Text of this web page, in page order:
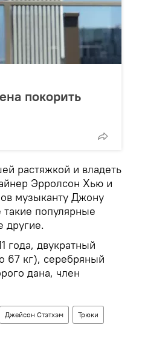
покорить
растяжкой и владеть
Эрролсон Хью и
музыканту Джону
популярные
другие.
года, двукратный
67 кг), серебряный
дана, член
Джейсон Стэтхэм Трюки